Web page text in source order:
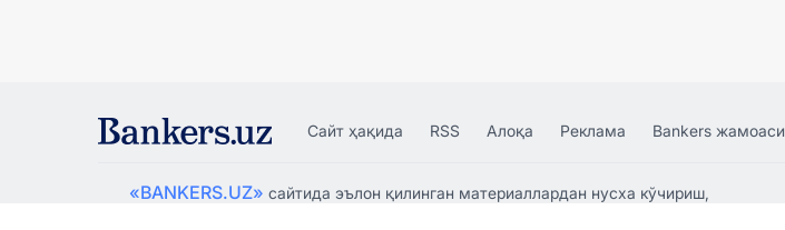
Сайт ҳақида RSS Алоқа Реклама Bankers жамоаси
«BANKERS.UZ» сайтида эълон қилинган материаллардан нусха кўчириш,